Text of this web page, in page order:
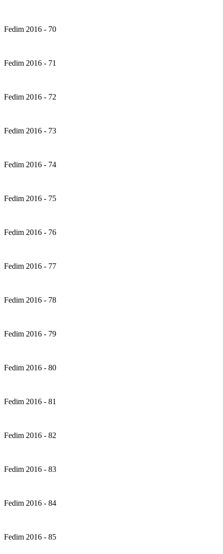
Fedim 2016 - 70
Fedim 2016 - 71
Fedim 2016 - 72
Fedim 2016 - 73
Fedim 2016 - 74
Fedim 2016 - 75
Fedim 2016 - 76
Fedim 2016 - 77
Fedim 2016 - 78
Fedim 2016 - 79
Fedim 2016 - 80
Fedim 2016 - 81
Fedim 2016 - 82
Fedim 2016 - 83
Fedim 2016 - 84
Fedim 2016 - 85